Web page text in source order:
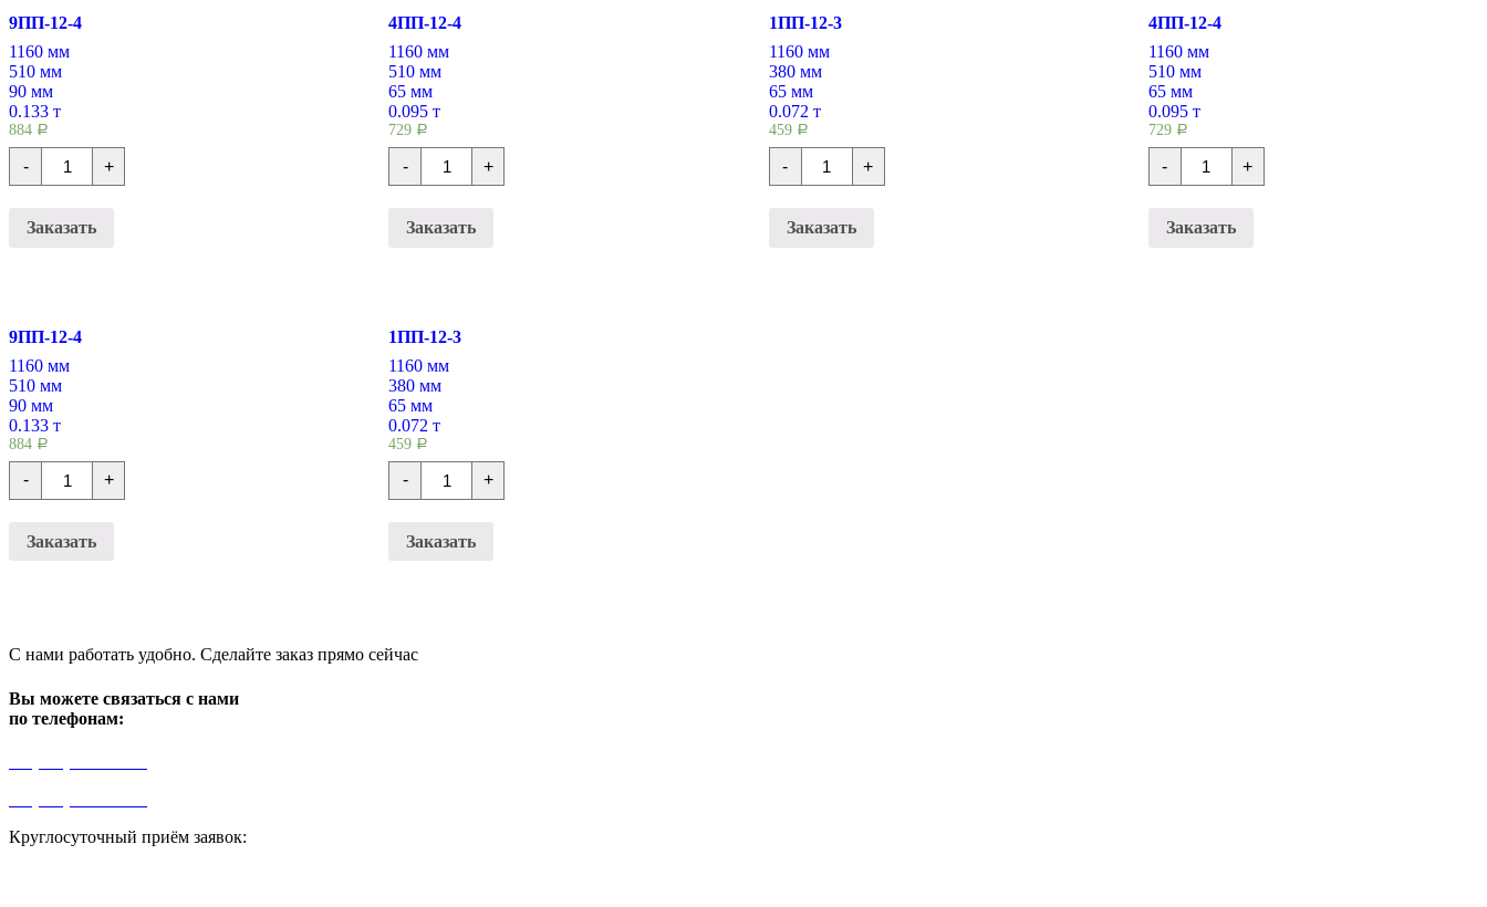
9ПП-12-4
1160 мм
510 мм
90 мм
0.133 т
884 Р
-
Перемычки
плитные
4
+
Заказать
4ПП-12-4
1160 мм
510 мм
65 мм
0.095 т
729 Р
-
Перемычки
плитные
4
+
Заказать
1ПП-12-3
1160 мм
380 мм
65 мм
0.072 т
459 Р
-
Перемычки
плитные
3
+
Заказать
4ПП-12-4
1160 мм
510 мм
65 мм
0.095 т
729 Р
-
Перемычки
плитные
4
+
Заказать
9ПП-12-4
1160 мм
510 мм
90 мм
0.133 т
884 Р
-
Перемычки
плитные
4
+
Заказать
1ПП-12-3
1160 мм
380 мм
65 мм
0.072 т
459 Р
-
Перемычки
плитные
3
+
Заказать
С нами работать удобно. Сделайте заказ прямо сейчас
Вы можете связаться с нами
по телефонам:
Круглосуточный приём заявок: